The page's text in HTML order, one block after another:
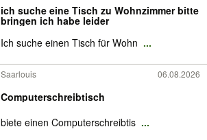
ich suche eine Tisch zu Wohnzimmer bitte
bringen ich habe leider
Ich suche einen Tisch für Wohn ...
Saarlouis 06.08.2026
Computerschreibtisch
biete einen Computerschreibtis ...